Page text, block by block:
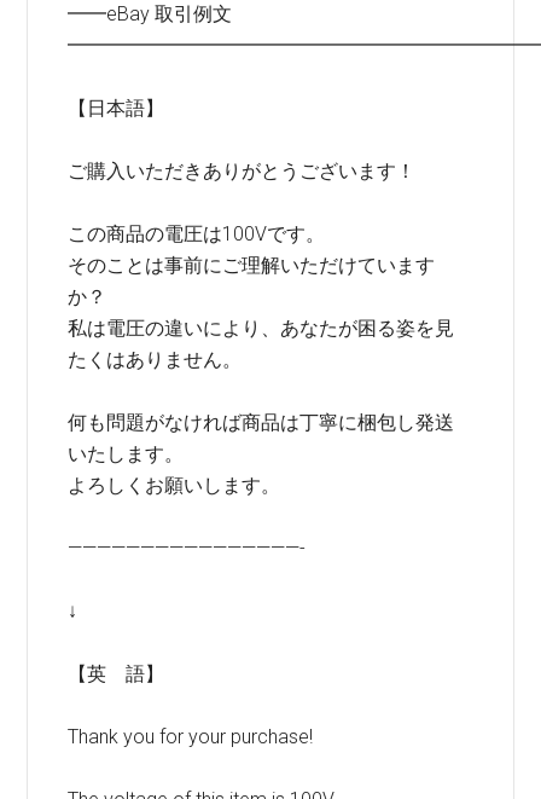
━━eBay 取引例文
【日本語】
ご購入いただきありがとうございます！
この商品の電圧は100Vです。
そのことは事前にご理解いただけています
か？
私は電圧の違いにより、あなたが困る姿を見
たくはありません。
何も問題がなければ商品は丁寧に梱包し発送
いたします。
よろしくお願いします。
————————————————-
↓
【英 語】
Thank you for your purchase!